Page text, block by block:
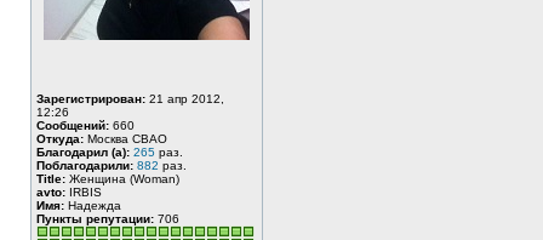
Зарегистрирован: 21 апр 2012,
12:26
Сообщений: 660
Откуда: Москва СВАО
Благодарил (а): 265 раз.
Поблагодарили: 882 раз.
Title: Женщина (Woman)
avto: IRBIS
Имя: Надежда
Пункты репутации: 706